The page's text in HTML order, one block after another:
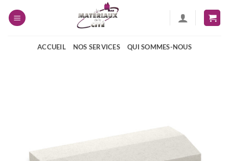
ACCUEIL NOS SERVICES QUI SOMMES-NOUS